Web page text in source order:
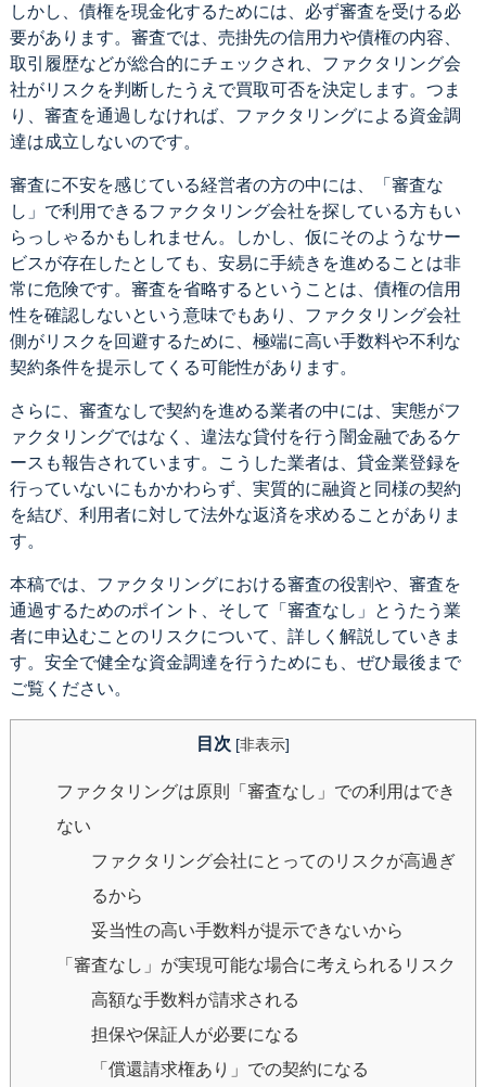
しかし、債権を現金化するためには、必ず審査を受ける必
要があります。審査では、売掛先の信用力や債権の内容、
取引履歴などが総合的にチェックされ、ファクタリング会
社がリスクを判断したうえで買取可否を決定します。つま
り、審査を通過しなければ、ファクタリングによる資金調
達は成立しないのです。
審査に不安を感じている経営者の方の中には、「審査な
し」で利用できるファクタリング会社を探している方もい
らっしゃるかもしれません。しかし、仮にそのようなサー
ビスが存在したとしても、安易に手続きを進めることは非
常に危険です。審査を省略するということは、債権の信用
性を確認しないという意味でもあり、ファクタリング会社
側がリスクを回避するために、極端に高い手数料や不利な
契約条件を提示してくる可能性があります。
さらに、審査なしで契約を進める業者の中には、実態がフ
ァクタリングではなく、違法な貸付を行う闇金融であるケ
ースも報告されています。こうした業者は、貸金業登録を
行っていないにもかかわらず、実質的に融資と同様の契約
を結び、利用者に対して法外な返済を求めることがありま
す。
本稿では、ファクタリングにおける審査の役割や、審査を
通過するためのポイント、そして「審査なし」とうたう業
者に申込むことのリスクについて、詳しく解説していきま
す。安全で健全な資金調達を行うためにも、ぜひ最後まで
ご覧ください。
目次 [非表示]
ファクタリングは原則「審査なし」での利用はでき
ない
ファクタリング会社にとってのリスクが高過ぎ
るから
妥当性の高い手数料が提示できないから
「審査なし」が実現可能な場合に考えられるリスク
高額な手数料が請求される
担保や保証人が必要になる
「償還請求権あり」での契約になる